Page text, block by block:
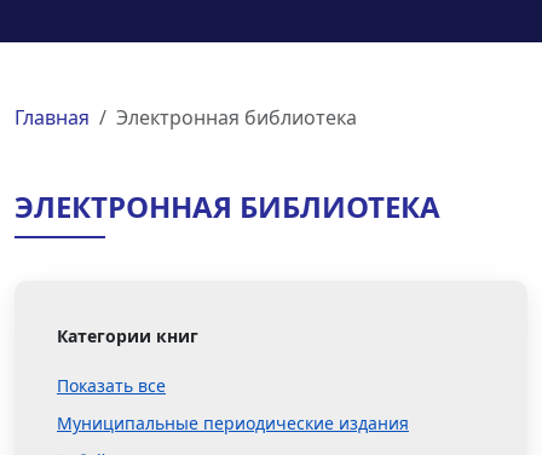
Главная Электронная библиотека
ЭЛЕКТРОННАЯ БИБЛИОТЕКА
Категории книг
Показать все
Муниципальные периодические издания